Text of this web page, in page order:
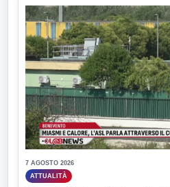
7 AGOSTO 2026
ATTUALITÀ